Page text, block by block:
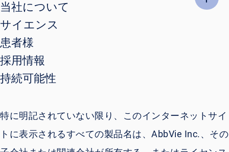
当社について
サイエンス
患者様
採用情報
持続可能性
特に明記されていない限り、このインターネットサイ
トに表示されるすべての製品名は、AbbVie Inc.、その